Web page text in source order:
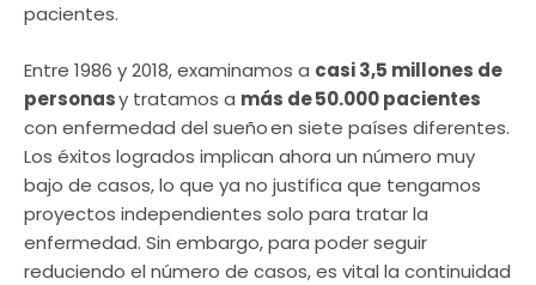
pacientes.
Entre 1986 y 2018, examinamos a casi 3,5 millones de
personasy tratamos a más de 50.000 pacientes
con enfermedad del sueño en siete países diferentes.
Los éxitos logrados implican ahora un número muy
bajo de casos, lo que ya no justifica que tengamos
proyectos independientes solo para tratar la
enfermedad. Sin embargo, para poder seguir
reduciendo el número de casos, es vital la continuidad